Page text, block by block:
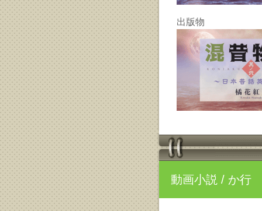
出版物
動画小説 / か行